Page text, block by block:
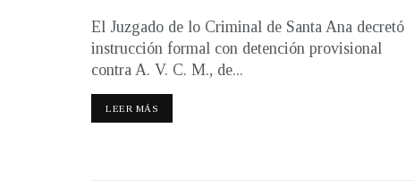
El Juzgado de lo Criminal de Santa Ana decretó
instrucción formal con detención provisional
contra A. V. C. M., de...
LEER MÁS